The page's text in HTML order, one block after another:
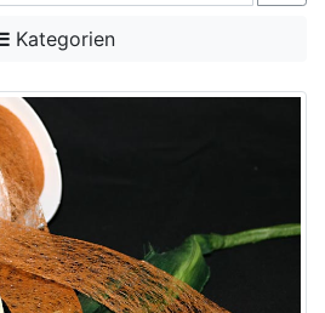
Kategorien